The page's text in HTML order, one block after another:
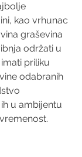
kao vrhunac
graševina
održati u
priliku
odabranih
u ambijentu